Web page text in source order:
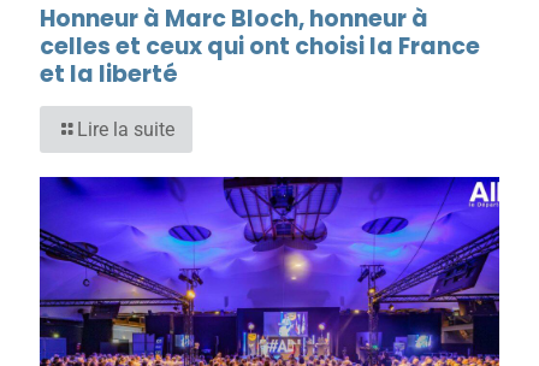
Honneur à Marc Bloch, honneur à
celles et ceux qui ont choisi la France
et la liberté
Lire la suite